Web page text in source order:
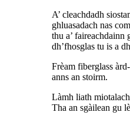
A’ cleachdadh
ghluasadach nas
thu a’ faireachdainn
dh’fhosglas tu is a
Frèam fiberglass
anns an stoirm.
Làmh liath
Tha an sgàilean gu